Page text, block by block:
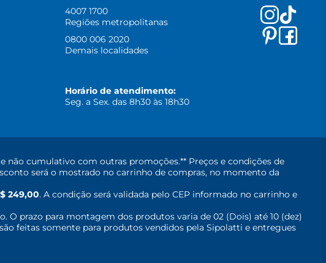
4007 1700
Regiões metropolitanas
0800 006 2020
Demais localidades
Horário de atendimento:
Seg. a Sex. das 8h30 às 18h30
não cumulativo com outras promoções.** Preços e condições de
será o mostrado no carrinho de compras, no momento da
249,00. A condição será validada pelo CEP informado no carrinho e
prazo para montagem dos produtos varia de 02 (Dois) até 10 (dez)
feitas somente para produtos vendidos pela Sipolatti e entregues